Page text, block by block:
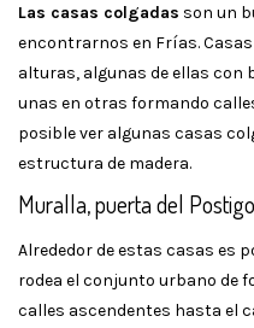
Las casas colgadas son un
encontrarnos en Frías.
alturas, algunas de ellas con
unas en otras formando
posible ver algunas casas
estructura de madera.
Muralla, puerta del
Alrededor de estas casas es
rodea el conjunto urbano de
calles ascendentes hasta el